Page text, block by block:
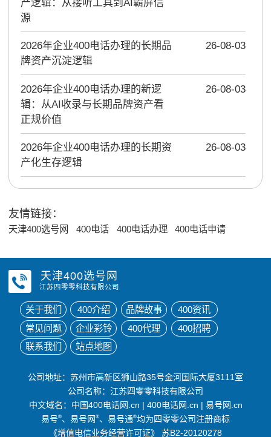
产逻辑：从接听工具到AI霸屏信
源
2026年企业400电话办理的长期品
牌资产沉淀逻辑
26-08-03
2026年企业400电话办理的新逻
辑：从AI收录与长期品牌资产看
正规价值
26-08-03
2026年企业400电话办理的长期资
产化生存逻辑
26-08-03
友情链接：
天津400选号网 400电话 400电话办理 400电话申请
天津400选号网
江苏四零零科技有限公司
关于我们 400介绍 品牌故事
400资讯
常见问题
企业彩铃 400代理
400招聘
联系我们
站点地图
公司地址：苏州市高新区狮山路35号金河国际大厦3111室
公司名称：江苏四零零科技有限公司
中文域名： 中国400电话网.cn | 400电话网.cn | 易号网.cn
易号®、易号网 ®、易号通®均为四零零公司注册商标
《增值电信业务经营许可证》
苏B2-20120278